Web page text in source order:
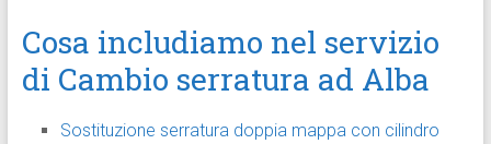
Cosa includiamo nel servizio
di Cambio serratura ad Alba
Sostituzione serratura doppia mappa con cilindro